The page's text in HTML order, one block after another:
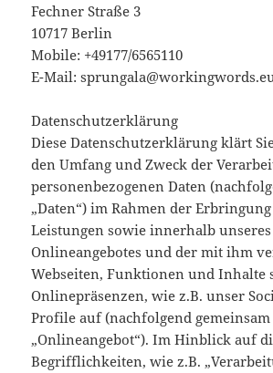
Fechner Straße 3
10717 Berlin
Mobile: +49177/6565110
E-Mail:
Datenschutzerklärung
Diese Datenschutzerklärung klärt
den Umfang und Zweck der
personenbezogenen Daten
„Daten“) im Rahmen der
Leistungen sowie innerhalb unseres
Onlineangebotes und der mit ihm
Webseiten, Funktionen und Inhalte
Onlinepräsenzen, wie z.B. unser
Profile auf (nachfolgend gemeinsam
„Onlineangebot“). Im Hinblick auf
Begrifflichkeiten, wie z.B.